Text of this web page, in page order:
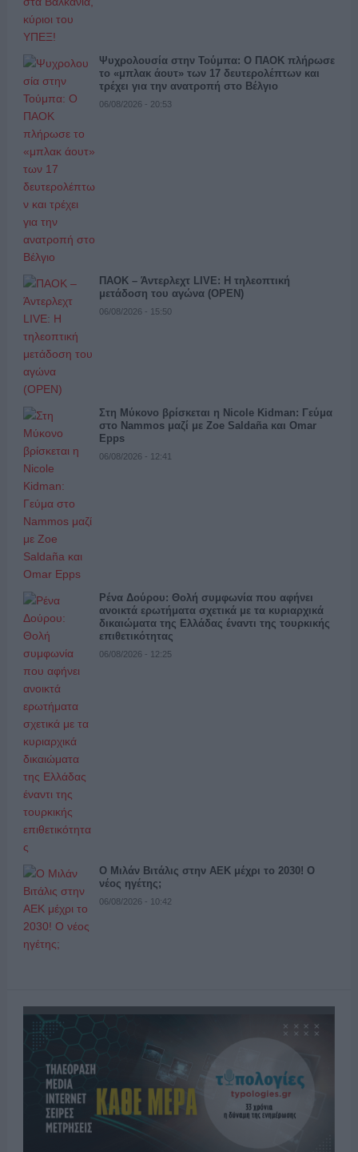
Ψυχρολουσία στην Τούμπα: Ο ΠΑΟΚ πλήρωσε
το «μπλακ άουτ» των 17 δευτερολέπτων και
τρέχει για την ανατροπή στο Βέλγιο
06/08/2026 - 20:53
ΠΑΟΚ – Άντερλεχτ LIVE: Η τηλεοπτική
μετάδοση του αγώνα (OPEN)
06/08/2026 - 15:50
Στη Μύκονο βρίσκεται η Nicole Kidman: Γεύμα
στο Nammos μαζί με Zoe Saldaña και Omar
Epps
06/08/2026 - 12:41
Ρένα Δούρου: Θολή συμφωνία που αφήνει
ανοικτά ερωτήματα σχετικά με τα κυριαρχικά
δικαιώματα της Ελλάδας έναντι της τουρκικής
επιθετικότητας
06/08/2026 - 12:25
Ο Μιλάν Βιτάλις στην ΑΕΚ μέχρι το 2030! Ο
νέος ηγέτης;
06/08/2026 - 10:42